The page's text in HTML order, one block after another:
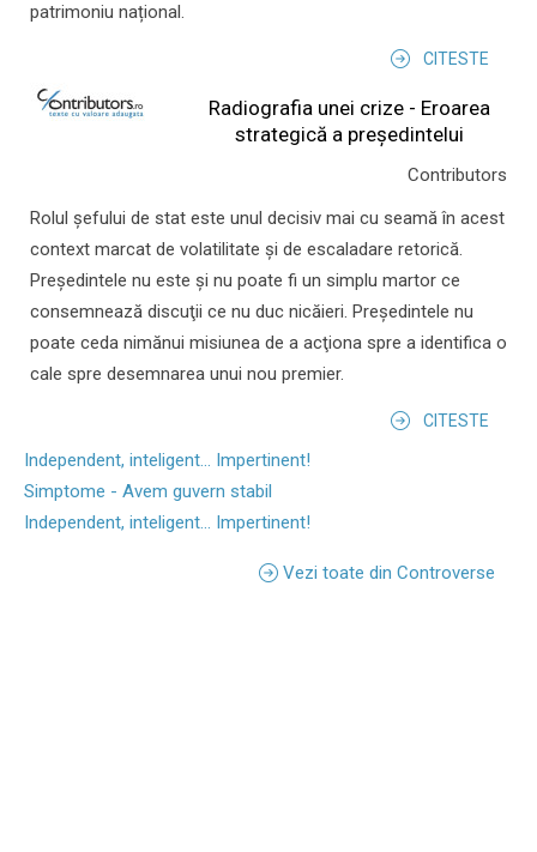
patrimoniu național.
CITESTE
Radiografia unei crize - Eroarea
strategică a președintelui
Contributors
Rolul şefului de stat este unul decisiv mai cu seamă în acest
context marcat de volatilitate şi de escaladare retorică.
Preşedintele nu este şi nu poate fi un simplu martor ce
consemnează discuţii ce nu duc nicăieri. Preşedintele nu
poate ceda nimănui misiunea de a acţiona spre a identifica o
cale spre desemnarea unui nou premier.
CITESTE
Independent, inteligent... Impertinent!
Simptome - Avem guvern stabil
Independent, inteligent... Impertinent!
Vezi toate din Controverse